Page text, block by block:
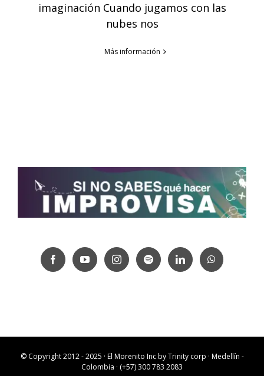
imaginación Cuando jugamos con las
nubes nos
Más información
© Copyright 2012 - 2025 · El Morenito Inc byTrinity corp · Medellín -
Colombia · (+57) 300 783 2083